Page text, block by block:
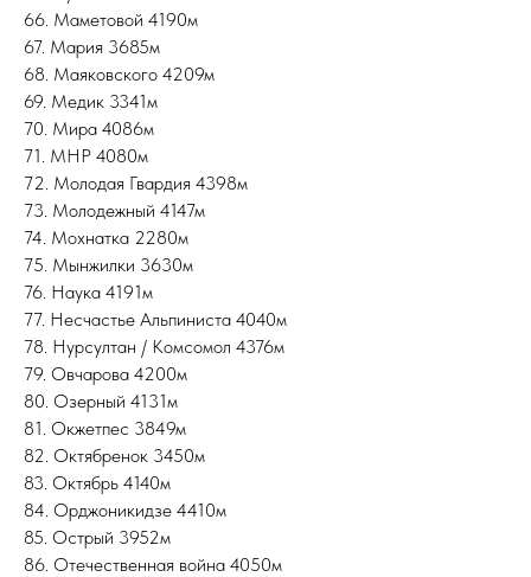
66. Маметовой 4190м
67. Мария 3685м
68. Маяковского 4209м
69. Медик 3341м
70. Мира 4086м
71. МНР 4080м
72. Молодая Гвардия 4398м
73. Молодежный 4147м
74. Мохнатка 2280м
75. Мынжилки 3630м
76. Наука 4191м
77. Несчастье Альпиниста 4040м
78. Нурсултан / Комсомол 4376м
79. Овчарова 4200м
80. Озерный 4131м
81. Окжетпес 3849м
82. Октябренок 3450м
83. Октябрь 4140м
84. Орджоникидзе 4410м
85. Острый 3952м
86. Отечественная война 4050м